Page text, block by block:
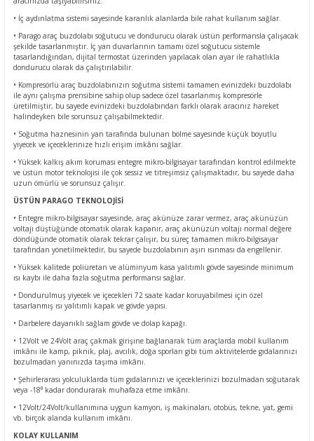
• İç aydınlatma sistemi sayesinde karanlık alanlarda bile rahat kullanım sağlar.
• Parago araç buzdolabı soğutucu ve dondurucu olarak üstün performansla çalışacak
şekilde tasarlanmıştır. İç yan duvarlarının tamamı özel soğutucu sistemle
tasarlandığından, dijital termostat üzerinden yapılacak olan ayar ile rahatlıkla
dondurucu olarak da çalıştırılabilir.
• Kompresörlü araç buzdolabınızın soğutma sistemi tamamen evinizdeki buzdolabı
ile aynı çalışma prensibine sahip olup sadece özel tasarlanmış kompresörle
üretilmiştir, bu sayede evinizdeki buzdolabından farklı olarak aracınız hareket
halindeyken bile sorunsuz çalışabilmektedir.
• Soğutma haznesinin yan tarafında bulunan bölme sayesinde küçük boyutlu
yiyecek ve içeceklerinize hızlı erişim imkânı sağlar.
• Yüksek kalkış akım koruması entegre mikro-bilgisayar tarafından kontrol edilmekte
ve üstün motor teknolojisi ile çok sessiz ve titreşimsiz çalışmaktadır, bu sayede daha
uzun ömürlü ve sorunsuz çalışır.
ÜSTÜN PARAGO TEKNOLOJİSİ
• Entegre mikro-bilgisayar sayesinde, araç akünüze zarar vermez, araç akünüzün
voltajı düştüğünde otomatik olarak kapanır, araç akünüzün voltajı normal değere
döndüğünde otomatik olarak tekrar çalışır, bu süreç tamamen mikro-bilgisayar
tarafından yönetilmektedir, bu sayede buzdolabının aşırı ısınması da engellenir.
• Yüksek kalitede poliüretan ve alüminyum kasa yalıtımlı gövde sayesinde minimum
ısı kaybı ile daha fazla soğutma performansı sağlar.
• Dondurulmuş yiyecek ve içecekleri 72 saate kadar koruyabilmesi için özel
tasarlanmış ısı yalıtımlı kapak ve gövde yapısı.
• Darbelere dayanıklı sağlam gövde ve dolap kapağı.
• 12Volt ve 24Volt araç çakmak girişine bağlanarak tüm araçlarda mobil kullanım
imkânı ile kamp, piknik, plaj, avcılık, doğa sporları gibi tüm aktivitelerde gıdalarınızı
bozulmadan yanınızda taşıma imkânı.
• Şehirlerarası yolculuklarda tüm gıdalarınızı ve içeceklerinizi bozulmadan soğutarak
veya -18⁰ kadar dondurarak muhafaza etme imkânı.
• 12Volt/24Volt/kullanımına uygun kamyon, iş makinaları, otobüs, tekne, yat, gemi
vb. birçok alanda kullanım imkânı.
KOLAY KULLANIM